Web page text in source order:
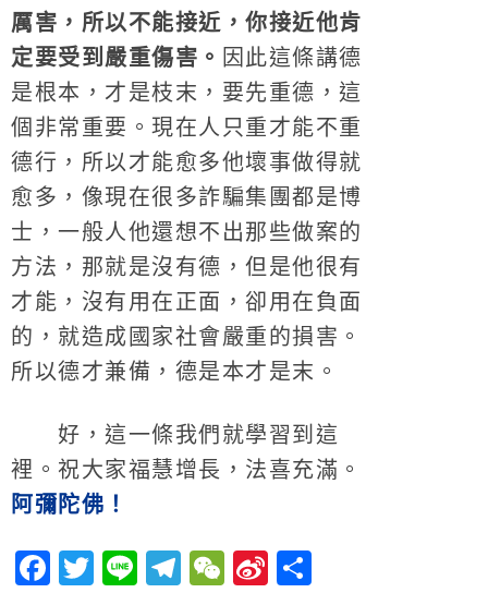
厲害，所以不能接近，你接近他肯
定要受到嚴重傷害。 因此這條講德
是根本，才是枝末，要先重德，這
個非常重要。現在人只重才能不重
德行，所以才能愈多他壞事做得就
愈多，像現在很多詐騙集團都是博
士，一般人他還想不出那些做案的
方法，那就是沒有德，但是他很有
才能，沒有用在正面，卻用在負面
的，就造成國家社會嚴重的損害。
所以德才兼備，德是本才是末。
好，這一條我們就學習到這
裡。祝大家福慧增長，法喜充滿。
阿彌陀佛！
Facebook
Twitter
LineTelegram
WeChat
Sina